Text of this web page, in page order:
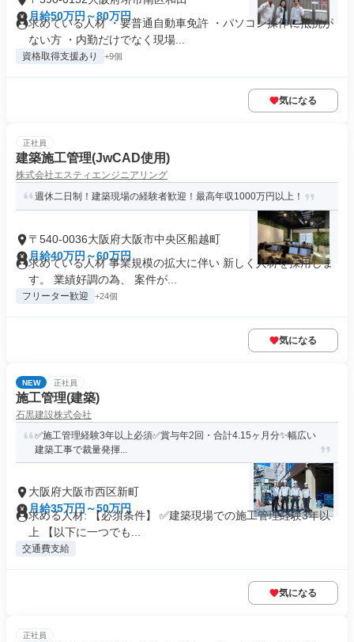
月給50万円～80万円
求めている人材 ・要普通自動車免許 ・パソコン操作に抵抗が
ない方 ・内勤だけでなく現場...
資格取得支援あり +9個
気になる
正社員
建築施工管理(JwCAD使用)
株式会社エスティエンジニアリング
週休二日制！建築現場の経験者歓迎！最高年収1000万円以上！
〒540-0036大阪府大阪市中央区船越町
月給40万円～60万円
求めている人材 事業規模の拡大に伴い 新しく人材を採用しま
す。 業績好調の為、 案件が...
フリーター歓迎 +24個
気になる
NEW 正社員
施工管理(建築)
石黒建設株式会社
✅️施工管理経験3年以上必須✅️賞与年2回・合計4.15ヶ月分✨️幅広い
建築工事で裁量発揮...
大阪府大阪市西区新町
月給35万円～50万円
求める人材: 【必須条件】 ✅️建築現場での施工管理経験3年以
上 【以下に一つでも...
交通費支給
気になる
正社員